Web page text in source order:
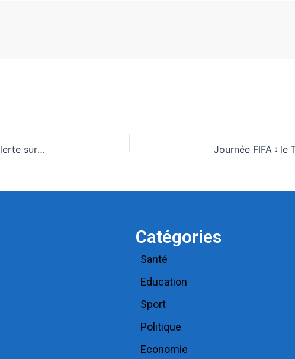
Dépendance aux produits psychoactifs : Le PNAPP alerte sur les conséquences et appelle à protéger la jeunesse
Catégories
Santé
Education
Sport
Politique
Economie